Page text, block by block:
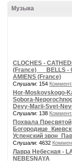
Музыка
CLOCHES -
(France) __ BELLS -
AMIENS (France)
Слушали: 154
Hor-Moskovskogo-
Sobora-
Devy-Marii-Svet-
Слушали: 138
Похвала Пресвятой
Успенский
Слушали: 4632
Лавра Небесная -
NEBESNAYA